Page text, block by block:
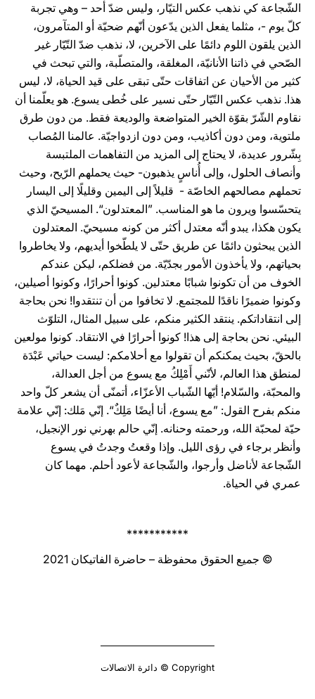
الشّجاعة كي نذهب عكس التيّار، وليس ضدّ أحد – وهي تجربة
كلّ يوم -، مثلما يفعل الذين يدّعون أنّهم ضحيّة أو المتآمرون،
الذين يلقون اللوم دائمًا على الآخرين، لا، نذهب ضدّ التّيّار غير
الصّحي في ذاتنا الأنانيّة، المغلقة، والمتصلّبة، والتي تبحث في
كثير من الأحيان عن اتفاقات حتّى تبقى على قيد الحياة، لا، ليس
هذا. نذهب عكس التّيّار حتّى نسير على خُطى يسوع. هو يعلّمنا أن
نقاوم الشّرّ بقوّة الخير المتواضعة والوديعة فقط. من دون طرق
ملتوية، ومن دون أكاذيب، ومن دون ازدواجيّة. عالمنا المُصاب
بِشّرور عديدة، لا يحتاج إلى المزيد من التفاهمات الملتبسة
وأنصاف الحلول، وإلى أُناسٍ يذهبون- حيث يحملهم الرّيح، وحيث
تحملهم مصالحهم الخاصّة - قليلاً إلى اليمين وقليلًا إلى اليسار
يتحسّسوا ويرون ما هو المناسب. ”المعتدلون“. المسيحيّ الذي
يكون هكذا، يبدو أنّه معتدل أكثر من كونه مسيحيّ. المعتدلون
الذين يبحثون دائمًا عن طريق حتّى لا يلطّخوا أيديهم، ولا يخاطروا
بحياتهم، ولا يأخذون الأمور بجدّيّة. من فضلكم، ليكن عندكم
الخوف من أن تكونوا شبابًا معتدلين. كونوا أحرارًا، وكونوا أصيلين،
وكونوا ضميرًا ناقدًا للمجتمع. لا تخافوا من أن تنتقدوا! نحن بحاجة
إلى انتقاداتكم. ينتقد الكثير منكم، على سبيل المثال، التلوّث
البيئي. نحن بحاجة إلى هذا! كونوا أحرارًا في الانتقاد. كونوا مولعين
بالحقّ، بحيث يمكنكم أن تقولوا مع أحلامكم: ليست حياتي عَبْدَة
لمنطق هذا العالم، لأنّني أَمْلِكُ مع يسوع من أجل العدالة،
والمحبّة، والسّلام! أيّها الشّباب الأعزّاء، أتمنّى أن يشعر كلّ واحد
منكم بفرح القول: ”مع يسوع، أنا أيضًا مَلِكٌ“. إنّي مَلك: إنّي علامة
حيّة لمحبّة الله، ورحمته وحنانه. إنّي حالم بهرني نور الإنجيل،
وأنظر برجاء في رؤى الليل. وإذا وقعتُ وجدتُ في يسوع
الشّجاعة لأناضل وأرجوا، والشّجاعة لأعود أحلم. مهما كان
عمري في الحياة.
***********
© جميع الحقوق محفوظة – حاضرة الفاتيكان 2021
Copyright © دائرة الاتصالات